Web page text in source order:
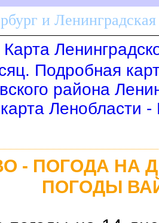
и Ленинградская
Подробная
района
Ленобласти -
- ПОГОДА НА
ПОГОДЫ